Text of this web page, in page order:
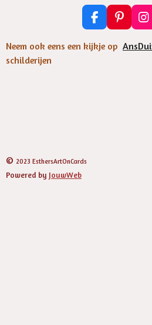
F
a
c
P
i
n
I
n
s
Neem ook eens een kijkje op
schilderijen
© 2023 EsthersArtOnCards
Powered by JouwWeb